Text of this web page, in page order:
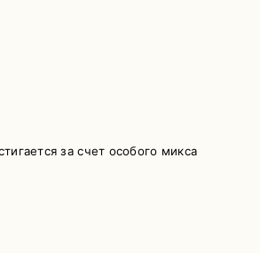
за счет особого микса